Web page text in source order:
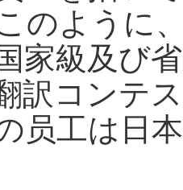
のように
家級及び
訳コンテ
员工は日